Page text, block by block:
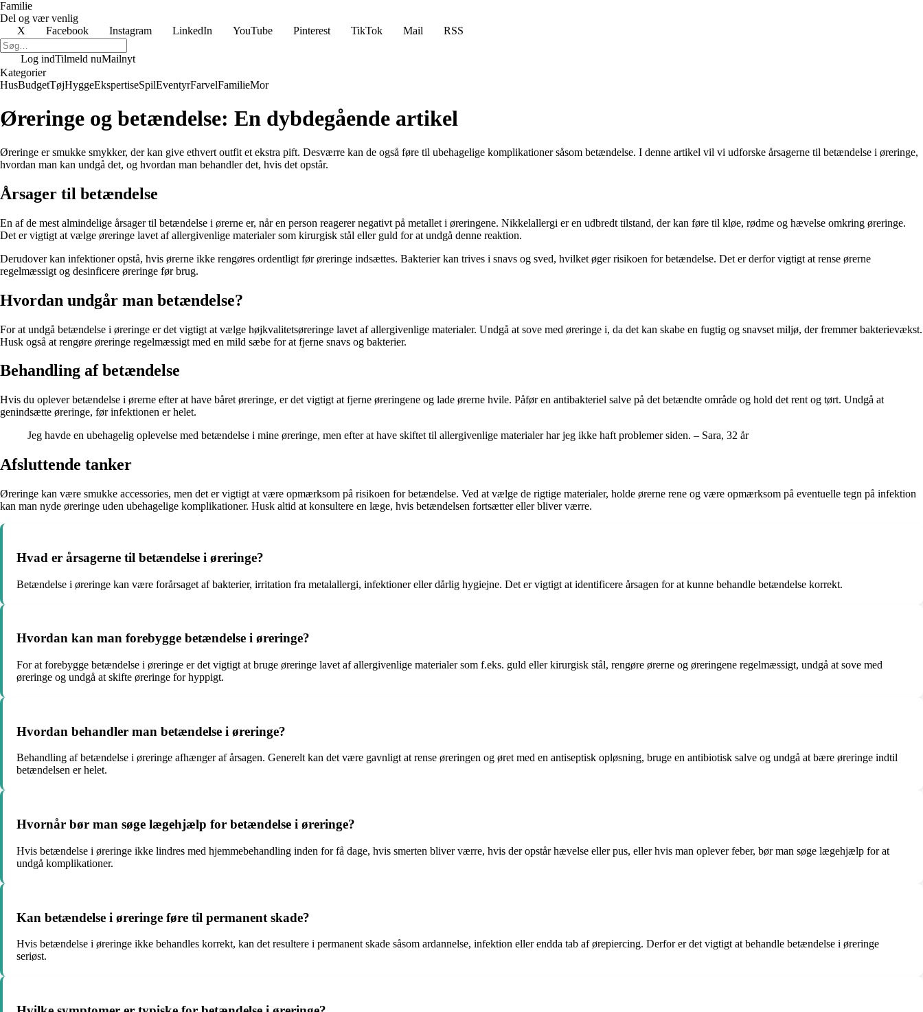
Familie
Del og vær venlig
X
Facebook Instagram LinkedIn YouTube Pinterest TikTok Mail RSS
Log indTilmeld nuMailnyt
Kategorier
HusBudgetTøjHyggeEkspertiseSpilEventyrFarvelFamilieMor
Øreringe og betændelse: En dybdegående artikel
Øreringe er smukke smykker, der kan give ethvert outfit et ekstra pift. Desværre kan de også føre til ubehagelige komplikationer såsom betændelse. I denne artikel vil vi udforske årsagerne til betændelse i øreringe,
hvordan man kan undgå det, og hvordan man behandler det, hvis det opstår.
Årsager til betændelse
En af de mest almindelige årsager til betændelse i ørerne er, når en person reagerer negativt på metallet i øreringene. Nikkelallergi er en udbredt tilstand, der kan føre til kløe, rødme og hævelse omkring øreringe.
Det er vigtigt at vælge øreringe lavet af allergivenlige materialer som kirurgisk stål eller guld for at undgå denne reaktion.
Derudover kan infektioner opstå, hvis ørerne ikke rengøres ordentligt før øreringe indsættes. Bakterier kan trives i snavs og sved, hvilket øger risikoen for betændelse. Det er derfor vigtigt at rense ørerne
regelmæssigt og desinficere øreringe før brug.
Hvordan undgår man betændelse?
For at undgå betændelse i øreringe er det vigtigt at vælge højkvalitetsøreringe lavet af allergivenlige materialer. Undgå at sove med øreringe i, da det kan skabe en fugtig og snavset miljø, der fremmer bakterievækst.
Husk også at rengøre øreringe regelmæssigt med en mild sæbe for at fjerne snavs og bakterier.
Behandling af betændelse
Hvis du oplever betændelse i ørerne efter at have båret øreringe, er det vigtigt at fjerne øreringene og lade ørerne hvile. Påfør en antibakteriel salve på det betændte område og hold det rent og tørt. Undgå at
genindsætte øreringe, før infektionen er helet.
Jeg havde en ubehagelig oplevelse med betændelse i mine øreringe, men efter at have skiftet til allergivenlige materialer har jeg ikke haft problemer siden. – Sara, 32 år
Afsluttende tanker
Øreringe kan være smukke accessories, men det er vigtigt at være opmærksom på risikoen for betændelse. Ved at vælge de rigtige materialer, holde ørerne rene og være opmærksom på eventuelle tegn på infektion
kan man nyde øreringe uden ubehagelige komplikationer. Husk altid at konsultere en læge, hvis betændelsen fortsætter eller bliver værre.
Hvad er årsagerne til betændelse i øreringe?
Betændelse i øreringe kan være forårsaget af bakterier, irritation fra metalallergi, infektioner eller dårlig hygiejne. Det er vigtigt at identificere årsagen for at kunne behandle betændelse korrekt.
Hvordan kan man forebygge betændelse i øreringe?
For at forebygge betændelse i øreringe er det vigtigt at bruge øreringe lavet af allergivenlige materialer som f.eks. guld eller kirurgisk stål, rengøre ørerne og øreringene regelmæssigt, undgå at sove med
øreringe og undgå at skifte øreringe for hyppigt.
Hvordan behandler man betændelse i øreringe?
Behandling af betændelse i øreringe afhænger af årsagen. Generelt kan det være gavnligt at rense øreringen og øret med en antiseptisk opløsning, bruge en antibiotisk salve og undgå at bære øreringe indtil
betændelsen er helet.
Hvornår bør man søge lægehjælp for betændelse i øreringe?
Hvis betændelse i øreringe ikke lindres med hjemmebehandling inden for få dage, hvis smerten bliver værre, hvis der opstår hævelse eller pus, eller hvis man oplever feber, bør man søge lægehjælp for at
undgå komplikationer.
Kan betændelse i øreringe føre til permanent skade?
Hvis betændelse i øreringe ikke behandles korrekt, kan det resultere i permanent skade såsom ardannelse, infektion eller endda tab af ørepiercing. Derfor er det vigtigt at behandle betændelse i øreringe
seriøst.